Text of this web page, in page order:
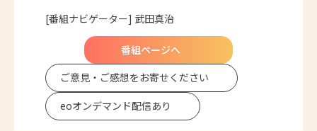
[番組ナビゲーター] 武田真治
番組ページへ
ご意見・ご感想をお寄せください
eoオンデマンド配信あり